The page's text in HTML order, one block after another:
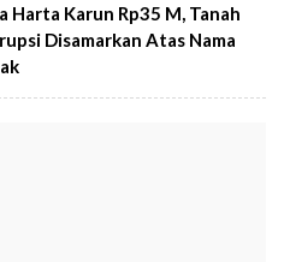
Harta Karun Rp35 M, Tanah
Disamarkan Atas Nama